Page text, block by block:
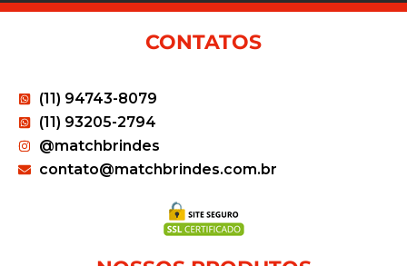
CONTATOS
(11) 94743-8079
(11) 93205-2794
@matchbrindes
contato@matchbrindes.com.br